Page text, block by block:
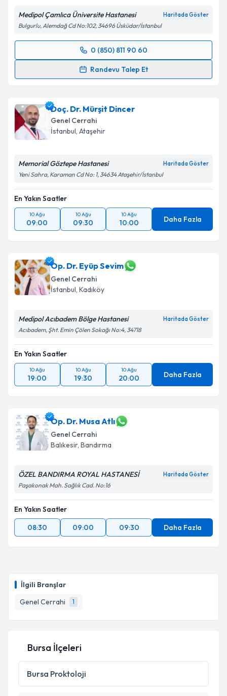
İlgili Branşlar
Genel Cerrahi
1
Medipol Çamlıca Üniversite Hastanesi Haritada Göster
Bulgurlu, Alemdağ Cd No:102, 34696 Üsküdar/İstanbul
0 (850) 811 90 60
Randevu Talep Et
Randevu Takvimi Talebi
takvim hazırlandığında e-posta ile bilgilendireceğiz.
E-posta Adresiniz
Kişisel verilerimin işlenmesine ilişkinAydınlatma
Metni'ni okudum ve kişisel verilerimin belirtilen
kapsamda işlenmesini kabul ediyorum.
Takvim Talebini Gönder
Doç. Dr. Mürşit Dincer
Genel Cerrahi
İstanbul, Ataşehir
Memorial Göztepe Hastanesi Haritada Göster
Yeni Sahra, Karaman Cd No: 1, 34634 Ataşehir/İstanbul
En Yakın Saatler
10 Ağu
09:00
10 Ağu
09:30
10 Ağu
10:00 Daha Fazla
Op. Dr. Eyüp Sevim
Genel Cerrahi
İstanbul, Kadıköy
Medipol Acıbadem Bölge Hastanesi Haritada Göster
Acıbadem, Şht. Emin Çölen Sokağı No:4, 34718
En Yakın Saatler
10 Ağu
19:00
10 Ağu
19:30
10 Ağu
20:00 Daha Fazla
Op. Dr. Musa Atlı
Genel Cerrahi
Balıkesir, Bandırma
ÖZEL BANDIRMA ROYAL HASTANESİ Haritada Göster
Paşakonak Mah. Sağlık Cad. No:16
En Yakın Saatler
08:30
09:00 09:30 Daha Fazla
Bursa İlçeleri
Bursa Proktoloji